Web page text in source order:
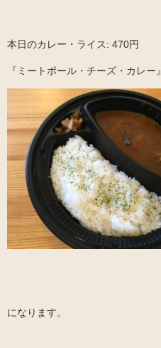
本日のカレー・ライス: 470円
『ミートボール・チーズ・カレー』
になります。